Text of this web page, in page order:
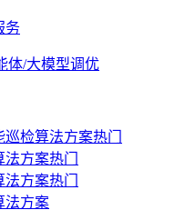
务
体/大模型调优
巡检算法方案热门
法方案热门
法方案热门
法方案